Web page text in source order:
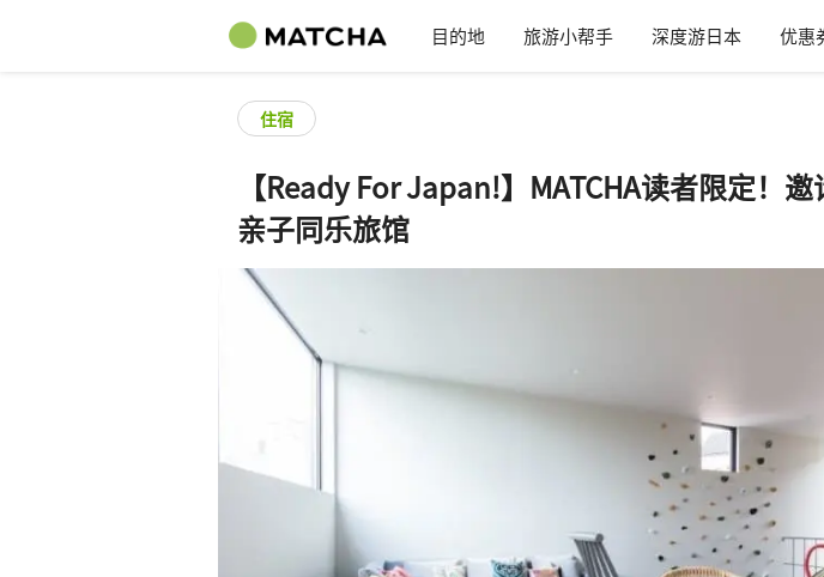
目的地 旅游小帮手 深度游日本 优惠
住宿
【Ready For Japan!】MATCHA读者限定！
亲子同乐旅馆